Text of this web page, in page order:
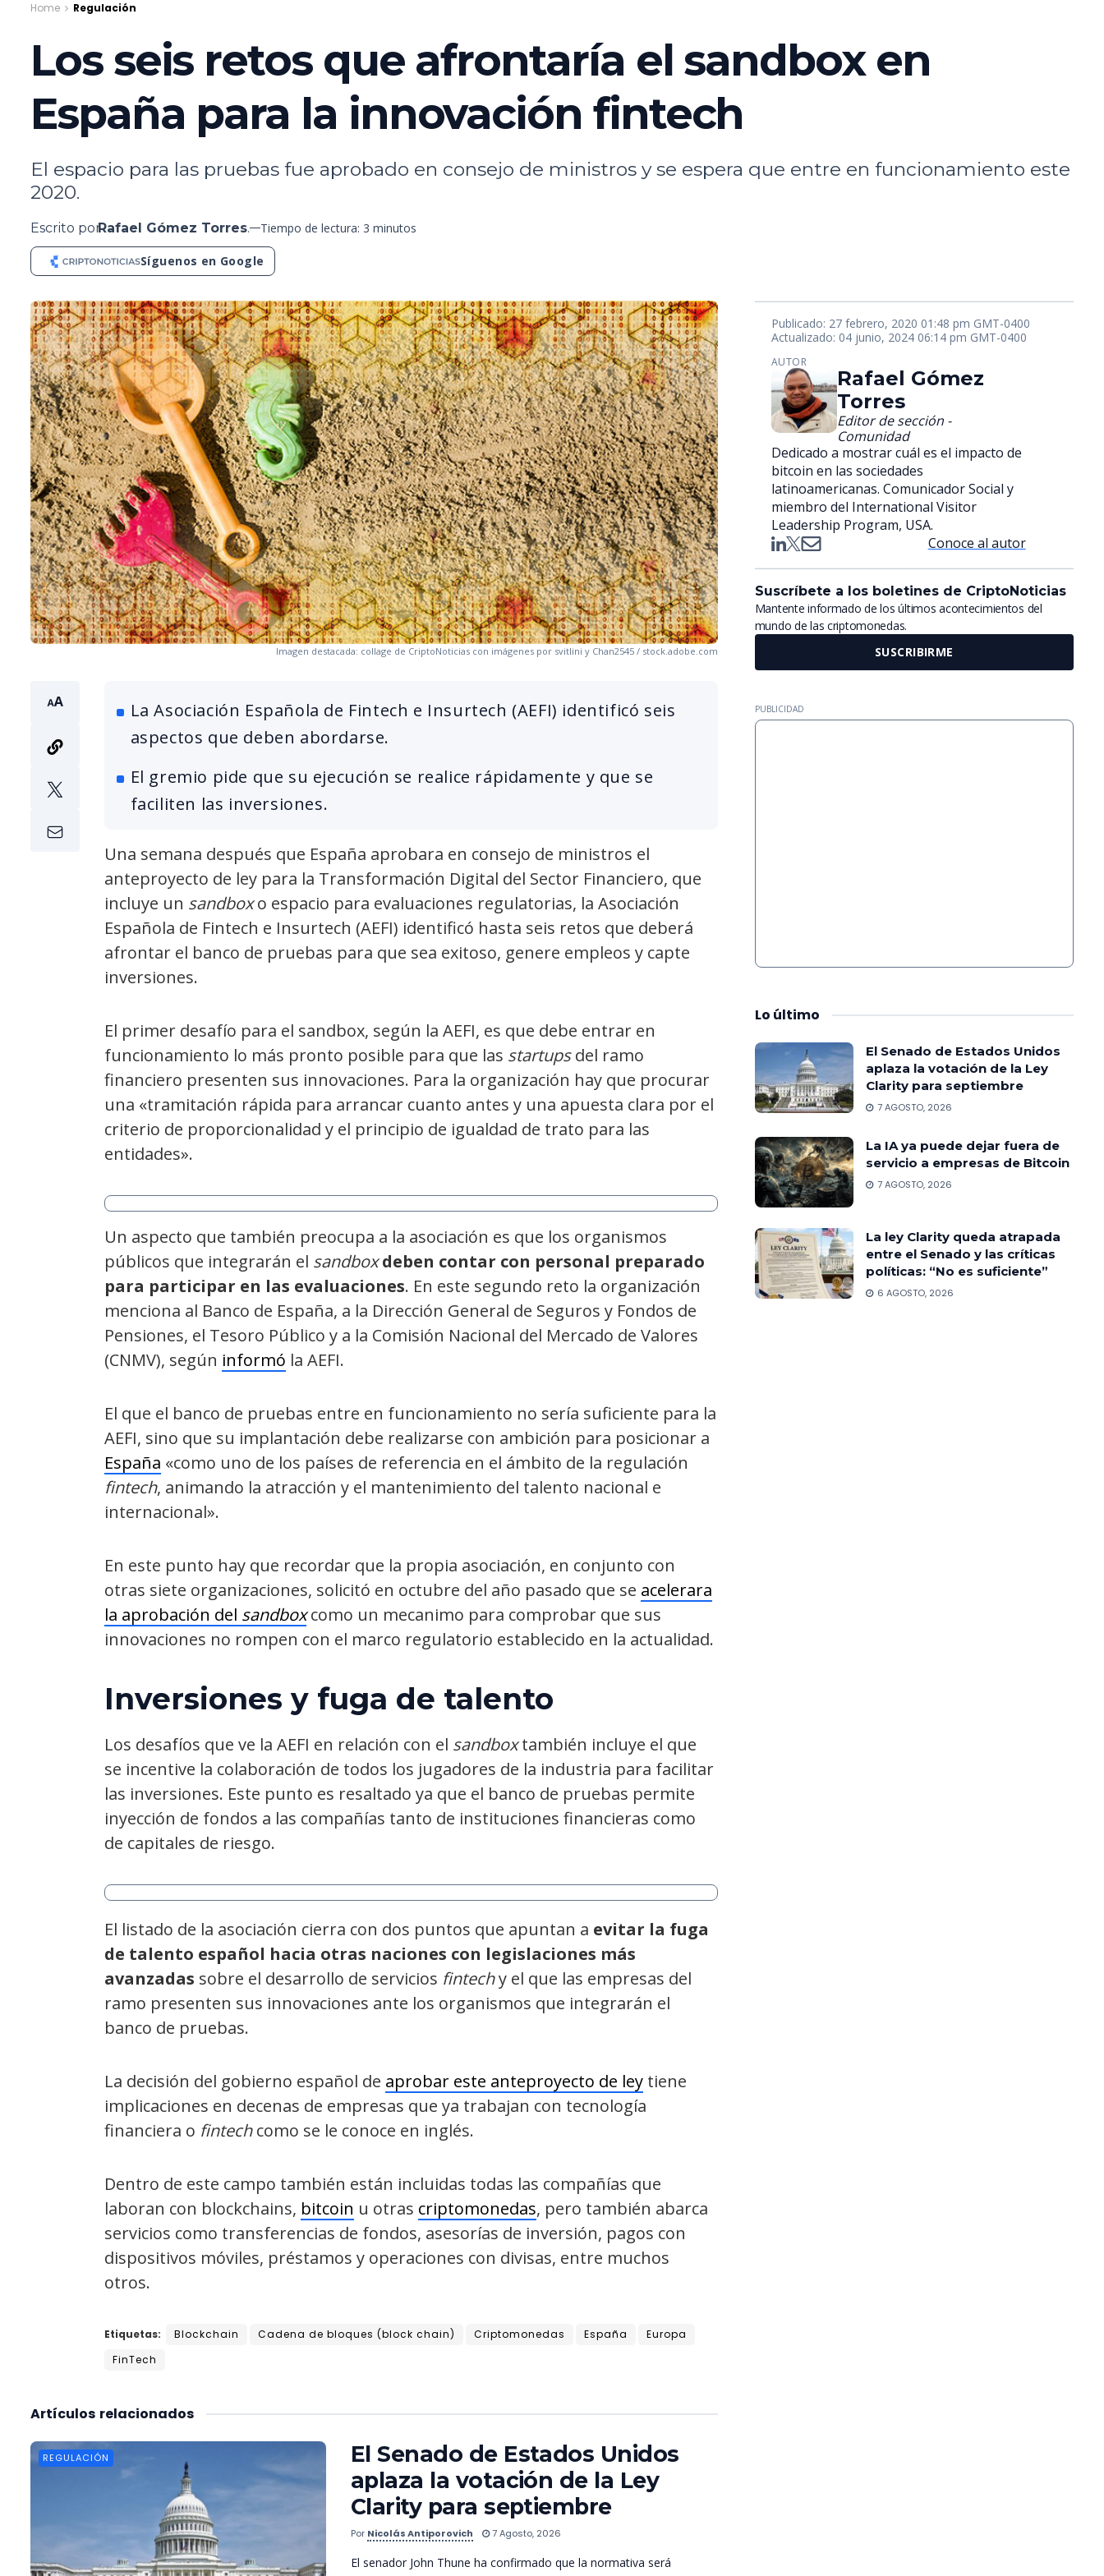
Home Regulación
Los seis retos que afrontaría el sandbox en
España para la innovación fintech
El espacio para las pruebas fue aprobado en consejo de ministros y se espera que entre en funcionamiento este
2020.
Escrito porRafael Gómez Torres. Tiempo de lectura: 3 minutos
Síguenos en Google
Imagen destacada: collage de CriptoNoticias con imágenes por svitlini y Chan2545 / stock.adobe.com
La Asociación Española de Fintech e Insurtech (AEFI) identificó seis
aspectos que deben abordarse.
El gremio pide que su ejecución se realice rápidamente y que se
faciliten las inversiones.
Una semana después que España aprobara en consejo de ministros el
anteproyecto de ley para la Transformación Digital del Sector Financiero, que
incluye un sandboxo espacio para evaluaciones regulatorias, la Asociación
Española de Fintech e Insurtech (AEFI) identificó hasta seis retos que deberá
afrontar el banco de pruebas para que sea exitoso, genere empleos y capte
inversiones.
El primer desafío para el sandbox, según la AEFI, es que debe entrar en
funcionamiento lo más pronto posible para que las startupsdel ramo
financiero presenten sus innovaciones. Para la organización hay que procurar
una «tramitación rápida para arrancar cuanto antes y una apuesta clara por el
criterio de proporcionalidad y el principio de igualdad de trato para las
entidades».
Un aspecto que también preocupa a la asociación es que los organismos
públicos que integrarán el sandbox deben contar con personal preparado
para participar en las evaluaciones. En este segundo reto la organización
menciona al Banco de España, a la Dirección General de Seguros y Fondos de
Pensiones, el Tesoro Público y a la Comisión Nacional del Mercado de Valores
(CNMV), según informó la AEFI.
El que el banco de pruebas entre en funcionamiento no sería suficiente para la
AEFI, sino que su implantación debe realizarse con ambición para posicionar a
España «como uno de los países de referencia en el ámbito de la regulación
fintech, animando la atracción y el mantenimiento del talento nacional e
internacional».
En este punto hay que recordar que la propia asociación, en conjunto con
otras siete organizaciones, solicitó en octubre del año pasado que se acelerara
la aprobación del sandboxcomo un mecanimo para comprobar que sus
innovaciones no rompen con el marco regulatorio establecido en la actualidad.
Inversiones y fuga de talento
Los desafíos que ve la AEFI en relación con el sandboxtambién incluye el que
se incentive la colaboración de todos los jugadores de la industria para facilitar
las inversiones. Este punto es resaltado ya que el banco de pruebas permite
inyección de fondos a las compañías tanto de instituciones financieras como
de capitales de riesgo.
El listado de la asociación cierra con dos puntos que apuntan a evitar la fuga
de talento español hacia otras naciones con legislaciones más
avanzadas sobre el desarrollo de servicios fintechy el que las empresas del
ramo presenten sus innovaciones ante los organismos que integrarán el
banco de pruebas.
La decisión del gobierno español de aprobar este anteproyecto de ley tiene
implicaciones en decenas de empresas que ya trabajan con tecnología
financiera o fintechcomo se le conoce en inglés.
Dentro de este campo también están incluidas todas las compañías que
laboran con blockchains, bitcoin u otras criptomonedas, pero también abarca
servicios como transferencias de fondos, asesorías de inversión, pagos con
dispositivos móviles, préstamos y operaciones con divisas, entre muchos
otros.
Etiquetas: Blockchain Cadena de bloques (block chain) Criptomonedas España
Europa
FinTech
relacionados
Artículos
REGULACIÓN
El Senado de Estados Unidos
aplaza la votación de la Ley
Clarity para septiembre
Por Nicolás Antiporovich 7 Agosto, 2026
El senador John Thune ha confirmado que la normativa será
Publicado: 27 febrero, 2020 01:48 pm GMT-0400
Actualizado: 04 junio, 2024 06:14 pm GMT-0400
AUTOR
Rafael Gómez
Torres
Editor de sección -
Comunidad
Dedicado a mostrar cuál es el impacto de
bitcoin en las sociedades
latinoamericanas. Comunicador Social y
miembro del International Visitor
Leadership Program, USA.
Conoce al autor
Suscríbete a los boletines de CriptoNoticias
Mantente informado de los últimos acontecimientos del
mundo de las criptomonedas.
SUSCRIBIRME
PUBLICIDAD
Lo último
El Senado de Estados Unidos
aplaza la votación de la Ley
Clarity para septiembre
7 AGOSTO, 2026
La IA ya puede dejar fuera de
servicio a empresas de Bitcoin
7 AGOSTO, 2026
La ley Clarity queda atrapada
entre el Senado y las críticas
políticas: “No es suficiente”
6 AGOSTO, 2026